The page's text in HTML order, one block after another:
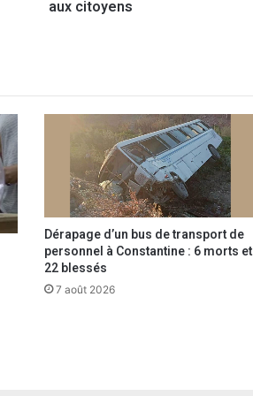
aux citoyens
Dérapage d’un bus de transport de
personnel à Constantine : 6 morts et
22 blessés
7 août 2026